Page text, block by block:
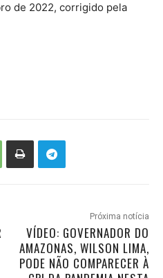
de 2022, corrigido pela
Próxima notícia
VÍDEO: GOVERNADOR DO
AMAZONAS, WILSON LIMA,
PODE NÃO COMPARECER À